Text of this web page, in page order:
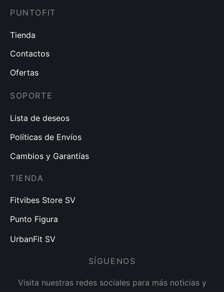
PUNTOFIT
Tienda
Contactos
Ofertas
SOPORTE
Lista de deseos
Políticas de Envíos
Cambios y Garantías
TIENDA
Fitvibes Store SV
Punto Figura
UrbanFit SV
SÍGUENOS
Visita nuestras redes sociales para más noticias y